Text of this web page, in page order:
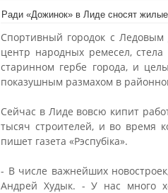
Ради «Дожинок» в Лиде сносят
Спортивный городок с
центр народных ремесел,
старинном гербе города, и
показушным размахом в
Сейчас в Лиде вовсю кипит
тысяч строителей, и во время
пишет газета «Рэспубіка».
- В числе важнейших
Андрей Худык. - У нас много